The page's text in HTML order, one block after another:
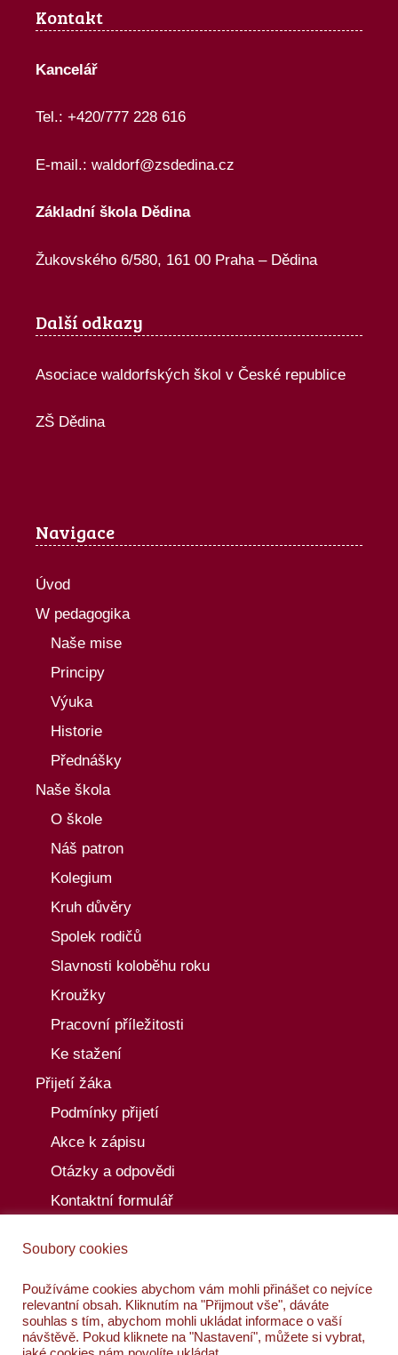
Kontakt
Kancelář
Tel.: +420/777 228 616
E-mail.: waldorf@zsdedina.cz
Základní škola Dědina
Žukovského 6/580, 161 00 Praha – Dědina
Další odkazy
Asociace waldorfských škol v České republice
ZŠ Dědina
Navigace
Úvod
W pedagogika
Naše mise
Principy
Výuka
Historie
Přednášky
Naše škola
O škole
Náš patron
Kolegium
Kruh důvěry
Spolek rodičů
Slavnosti koloběhu roku
Kroužky
Pracovní příležitosti
Ke stažení
Přijetí žáka
Podmínky přijetí
Akce k zápisu
Otázky a odpovědi
Kontaktní formulář
Akce
Kalendář akcí
Kontakty
Soubory cookies
Používáme cookies abychom vám mohli přinášet co nejvíce
relevantní obsah. Kliknutím na "Přijmout vše", dáváte
souhlas s tím, abychom mohli ukládat informace o vaší
návštěvě. Pokud kliknete na "Nastavení", můžete si vybrat,